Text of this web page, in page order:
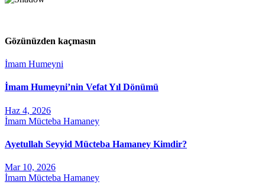
Gözünüzden kaçmasın
İmam Humeyni
İmam Humeyni’nin Vefat Yıl Dönümü
Haz 4, 2026
İmam Mücteba Hamaney
Ayetullah Seyyid Mücteba Hamaney Kimdir?
Mar 10, 2026
İmam Mücteba Hamaney